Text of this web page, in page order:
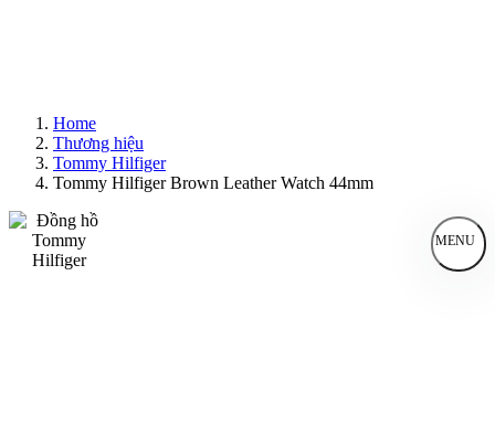
Home
Thương hiệu
Tommy Hilfiger
Tommy Hilfiger Brown Leather Watch 44mm
MENU